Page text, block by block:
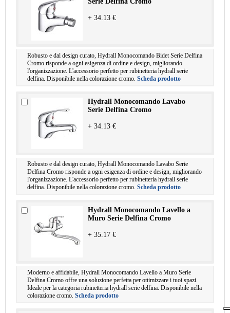
+ 34.13 €
Robusto e dal design curato, Hydrall Monocomando Bidet Serie Delfina
Cromo risponde a ogni esigenza di ordine e design, migliorando
l'organizzazione. L'accessorio perfetto per rubinetteria hydrall serie
delfina. Disponibile nella colorazione cromo. Scheda prodotto
Hydrall Monocomando Lavabo
Serie Delfina Cromo
+ 34.13 €
Robusto e dal design curato, Hydrall Monocomando Lavabo Serie
Delfina Cromo risponde a ogni esigenza di ordine e design, migliorando
l'organizzazione. L'accessorio perfetto per rubinetteria hydrall serie
delfina. Disponibile nella colorazione cromo. Scheda prodotto
Hydrall Monocomando Lavello a
Muro Serie Delfina Cromo
+ 35.17 €
Moderno e affidabile, Hydrall Monocomando Lavello a Muro Serie
Delfina Cromo offre una soluzione perfetta per ottimizzare i tuoi spazi.
Ideale per la categoria rubinetteria hydrall serie delfina. Disponibile nella
colorazione cromo. Scheda prodotto